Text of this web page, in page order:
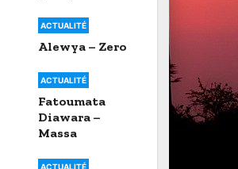
Awadi, le doyen qui
ACTUALITÉ
Alewya – Zero
ACTUALITÉ
Fatoumata
Diawara –
Massa
ACTUALITÉ